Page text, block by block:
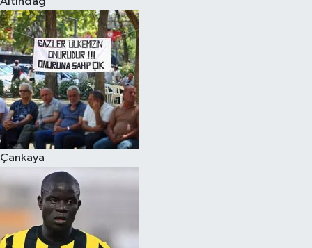
Çankaya